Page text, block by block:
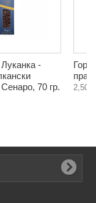
-
70 гр.
2,50 €